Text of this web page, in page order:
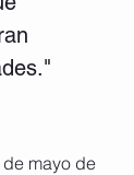
mayo de